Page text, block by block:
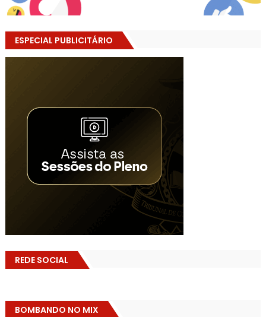
ESPECIAL PUBLICITÁRIO
REDE SOCIAL
BOMBANDO NO MIX